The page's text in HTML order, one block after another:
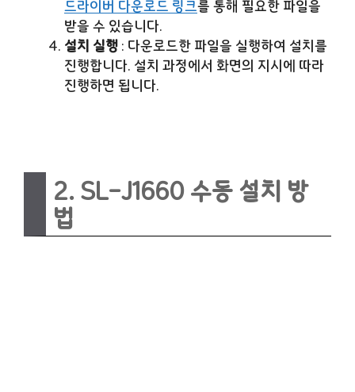
드라이버 다운로드 링크를 통해 필요한 파일을
받을 수 있습니다.
설치 실행 : 다운로드한 파일을 실행하여 설치를
진행합니다. 설치 과정에서 화면의 지시에 따라
진행하면 됩니다.
2. SL-J1660수동 설치 방
법